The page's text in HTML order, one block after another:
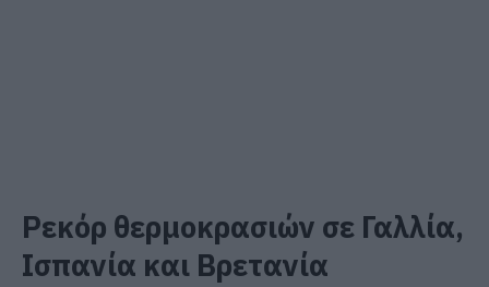
Ρεκόρ θερμοκρασιών σε Γαλλία,
Ισπανία και Βρετανία